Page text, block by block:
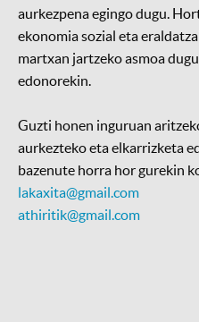
aurkezpena egingo dugu.
ekonomia sozial eta
martxan jartzeko asmoa
edonorekin.
Guzti honen inguruan
aurkezteko eta elkarrizketa
bazenute horra hor gurekin
lakaxita@gmail.com
athiritik@gmail.com